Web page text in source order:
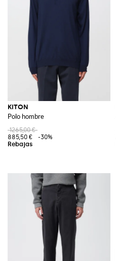
KITON
Polo hombre
1265,00 €
885,50 €
-30%